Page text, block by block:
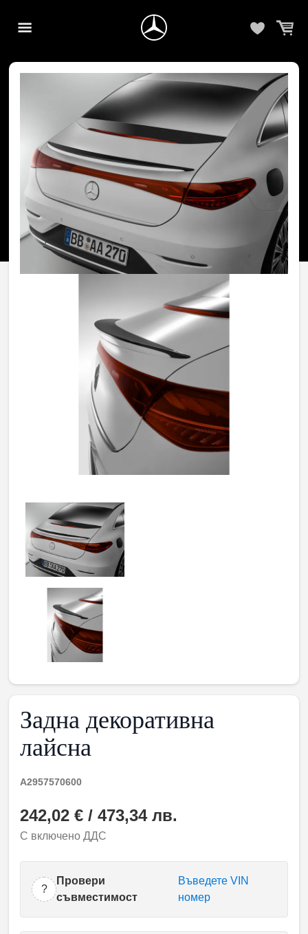
Задна декоративна
лайсна
A2957570600
242,02 € / 473,34 лв.
С включено ДДС
?
Провери
съвместимост
Въведете VIN
номер